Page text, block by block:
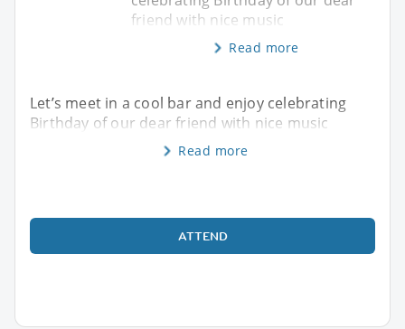
friend with nice music
Read more
Let’s meet in a cool bar and enjoy celebrating
Birthday of our dear friend with nice music
Read more
ATTEND